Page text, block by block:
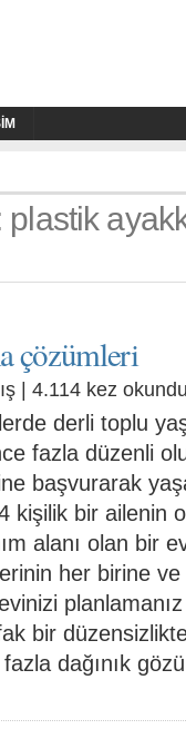
çözümleri
| 4.114 kez
derli toplu
fazla düzenli
başvurarak
kişilik bir ailenin
alanı olan bir
her birine ve
bir
dağınık